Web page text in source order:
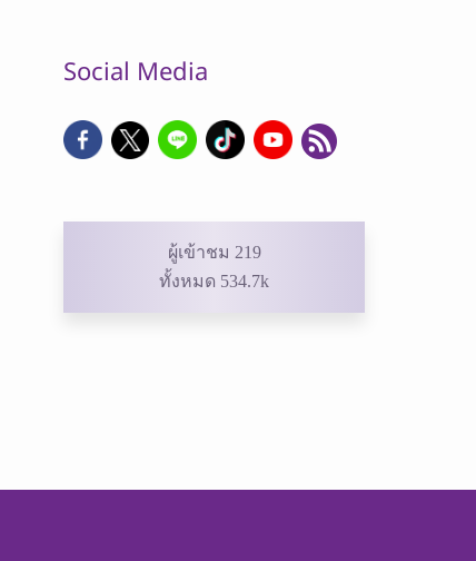
Social Media
ผู้เข้าชม 219
ทั้งหมด 534.7k